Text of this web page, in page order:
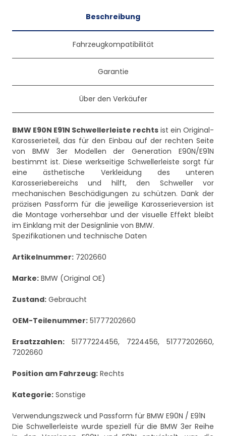
Beschreibung
Fahrzeugkompatibilität
Garantie
Über den Verkäufer
BMW E90N E91N Schwellerleiste rechts ist ein Original-
Karosserieteil, das für den Einbau auf der rechten Seite
von BMW 3er Modellen der Generation E90N/E91N
bestimmt ist. Diese werkseitige Schwellerleiste sorgt für
eine ästhetische Verkleidung des unteren
Karosseriebereichs und hilft, den Schweller vor
mechanischen Beschädigungen zu schützen. Dank der
präzisen Passform für die jeweilige Karosserieversion ist
die Montage vorhersehbar und der visuelle Effekt bleibt
im Einklang mit der Designlinie von BMW.
Spezifikationen und technische Daten
Artikelnummer: 7202660
Marke: BMW (Original OE)
Zustand: Gebraucht
OEM-Teilenummer: 51777202660
Ersatzzahlen: 51777224456, 7224456, 51777202660,
7202660
Position am Fahrzeug: Rechts
Kategorie: Sonstige
Verwendungszweck und Passform für BMW E90N / E91N
Die Schwellerleiste wurde speziell für die BMW 3er Reihe